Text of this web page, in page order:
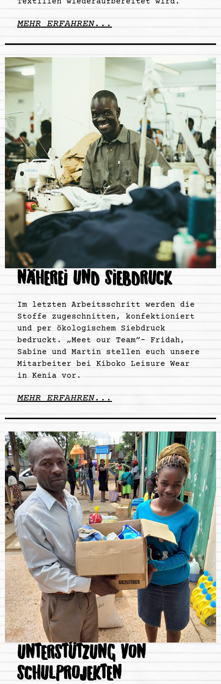
MEHR ERFAHREN...
NÄHEREI UND SIEBDRUCK
Im letzten Arbeitsschritt werden die
Stoffe zugeschnitten, konfektioniert
und per ökologischem Siebdruck
bedruckt. „Meet our Team“- Fridah,
Sabine und Martin stellen euch unsere
Mitarbeiter bei Kiboko Leisure Wear
in Kenia vor.
MEHR ERFAHREN...
UNTERSTÜTZUNG VON
SCHULPROJEKTEN